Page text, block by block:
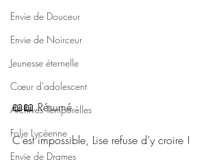
Envie de Douceur
Envie de Noirceur
Jeunesse éternelle
Cœur d'adolescent
Archives Temporelles
Folie Lycéenne
Envie de Drames
📖📖 Résumé :
C’est impossible, Lise refuse d’y croire !